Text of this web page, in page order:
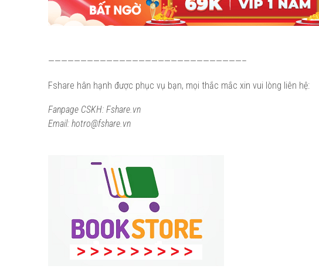
——————————————————————————————–
Fshare hân hạnh được phục vụ bạn, mọi thắc mắc xin vui lòng liên hệ:
Fanpage CSKH: Fshare.vn
Email: hotro@fshare.vn